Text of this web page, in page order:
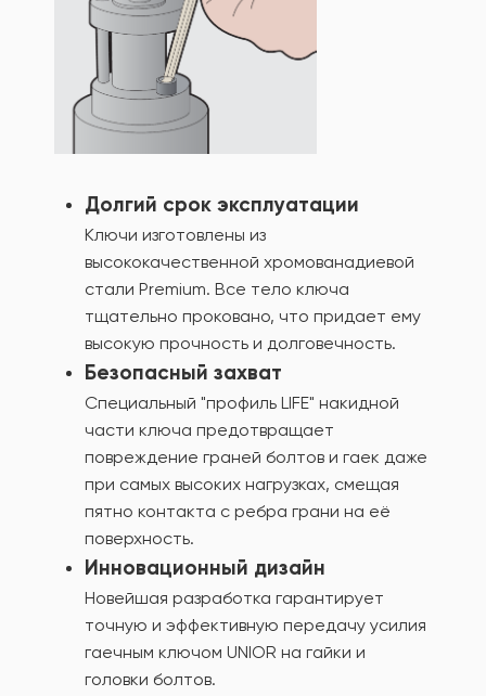
Долгий срок эксплуатации
Ключи изготовлены из
высококачественной хромованадиевой
стали Premium. Все тело ключа
тщательно проковано, что придает ему
высокую прочность и долговечность.
Безопасный захват
Специальный "профиль LIFE" накидной
части ключа предотвращает
повреждение граней болтов и гаек даже
при самых высоких нагрузках, смещая
пятно контакта с ребра грани на её
поверхность.
Инновационный дизайн
Новейшая разработка гарантирует
точную и эффективную передачу усилия
гаечным ключом UNIOR на гайки и
головки болтов.